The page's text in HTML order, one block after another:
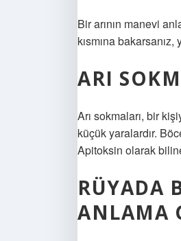
Bir arının manevi
kısmına
ARI
Arı sokmaları, bir
küçük yaralardır.
Apitoksin olarak
RÜYADA
ANLAMA